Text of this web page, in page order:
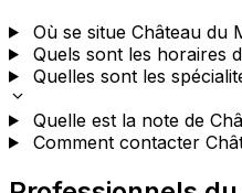
Où se situe Château du
Quels sont les horaires
Quelles sont les
Quelle est la note de
Comment contacter